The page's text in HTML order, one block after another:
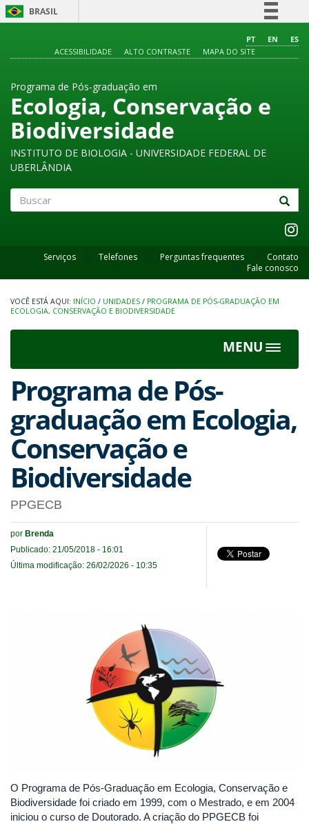
BRASIL
Comunica BR
Acesso à informação
Legislação
PT EN
ES
ACESSIBILIDADE
ALTO CONTRASTE MAPA DO SITE
Programa de Pós-graduação em
Ecologia, Conservação e
Biodiversidade
INSTITUTO DE BIOLOGIA - UNIVERSIDADE FEDERAL DE
UBERLÂNDIA
Serviços Telefones Perguntas frequentes
Contato
Fale conosco
INÍCIO / UNIDADES / PROGRAMA DE PÓS-GRADUAÇÃO EM
ECOLOGIA, CONSERVAÇÃO E BIODIVERSIDADE
MENU
Toggle
Programa de Pós-
graduação em Ecologia,
Conservação e
Biodiversidade
PPGECB
por Brenda
Publicado: 21/05/2018 - 16:01
Última modificação: 26/02/2026 - 10:35
O Programa de Pós-Graduação em Ecologia, Conservação e
Biodiversidade foi criado em 1999, com o Mestrado, e em 2004
iniciou o curso de Doutorado. A criação do PPGECB foi